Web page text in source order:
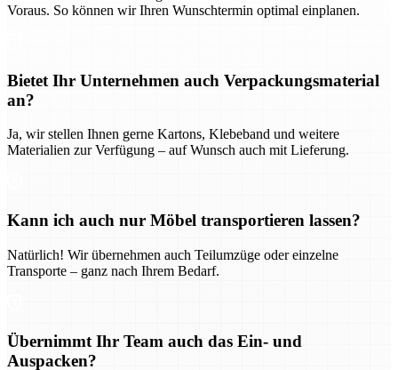
Voraus. So können wir Ihren Wunschtermin optimal einplanen.
Bietet Ihr Unternehmen auch Verpackungsmaterial
an?
Ja, wir stellen Ihnen gerne Kartons, Klebeband und weitere
Materialien zur Verfügung – auf Wunsch auch mit Lieferung.
Kann ich auch nur Möbel transportieren lassen?
Natürlich! Wir übernehmen auch Teilumzüge oder einzelne
Transporte – ganz nach Ihrem Bedarf.
Übernimmt Ihr Team auch das Ein- und
Auspacken?